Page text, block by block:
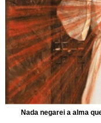
Nada negarei a alma